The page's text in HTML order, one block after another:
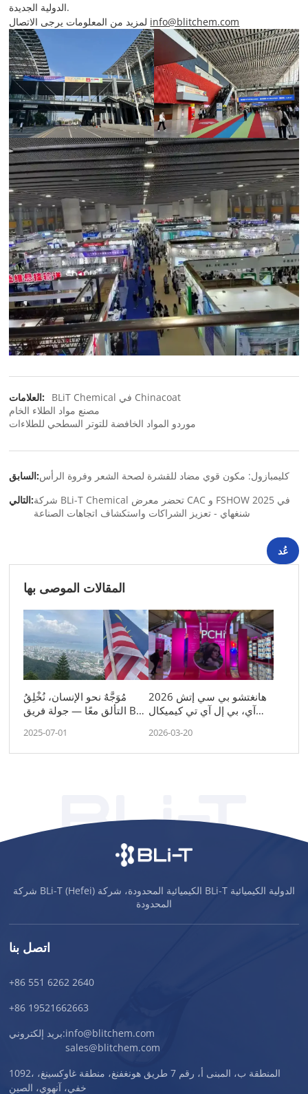
الدولية الجديدة.
info@blitchem.com
العلامات:
BLiT Chemical في Chinacoat
مصنع مواد الطلاء الخام
موردو المواد الخافضة للتوتر السطحي للطلاءات
السابق:كليمبازول: مكون قوي مضاد للقشرة لصحة الشعر وفروة الرأس
التالي:شركة BLi-T Chemical تحضر معرض CAC و FSHOW 2025 في
شنغهاي - تعزيز الشراكات واستكشاف اتجاهات الصناعة
عُد
المقالات الموصى بها
مُوَجَّهٌ نحو الإنسان، نُخْلِقُ
التألق معًا — جولة فريق BLi-
2025-07-01
2026 هانغتشو بي سي إتش
آي، بي إل آي تي كيميكال
2026-03-20
شركة BLi-T (Hefei) الكيميائية المحدودة، شركة BLi-T الدولية الكيميائية
المحدودة
اتصل بنا
+86 551 6262 2640
+86 19521662663
بريد إلكتروني:info@blitchem.com
sales@blitchem.com
1092، المنطقة ب، المبنى أ، رقم 7 طريق هونغفنغ، منطقة غاوكسينغ،
خفي، آنهوي، الصين